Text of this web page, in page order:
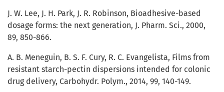
J. W. Lee, J. H. Park, J. R. Robinson, Bioadhesive-based
dosage forms: the next generation, J. Pharm. Sci., 2000,
89, 850-866.
A. B. Meneguin, B. S. F. Cury, R. C. Evangelista, Films from
resistant starch-pectin dispersions intended for colonic
drug delivery, Carbohydr. Polym., 2014, 99, 140-149.